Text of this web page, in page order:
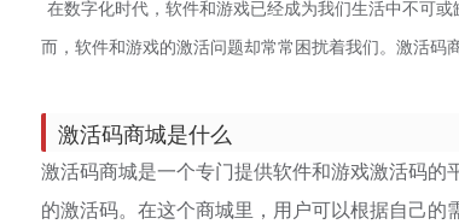
在数字化时代，软件和游戏已经成为我们生活中不可
而，软件和游戏的激活问题却常常困扰着我们。激活码
激活码商城是什么
激活码商城是一个专门提供软件和游戏激活码
的激活码。在这个商城里，用户可以根据自己的